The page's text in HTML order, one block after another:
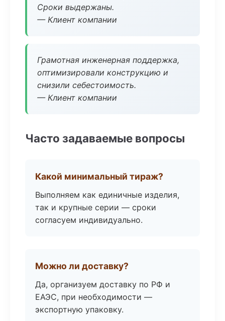
Сроки выдержаны.
— Клиент компании
Грамотная инженерная поддержка,
оптимизировали конструкцию и
снизили себестоимость.
— Клиент компании
Часто задаваемые вопросы
Какой минимальный тираж?
Выполняем как единичные изделия,
так и крупные серии — сроки
согласуем индивидуально.
Можно ли доставку?
Да, организуем доставку по РФ и
ЕАЭС, при необходимости —
экспортную упаковку.